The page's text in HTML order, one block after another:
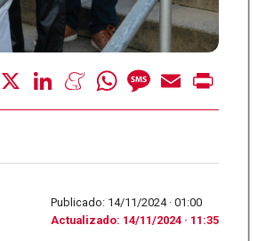
Facebook LinkedInMeneameWhatsAppMessage
Email
Publicado: 14/11/2024 · 01:00
Actualizado: 14/11/2024 · 11:35